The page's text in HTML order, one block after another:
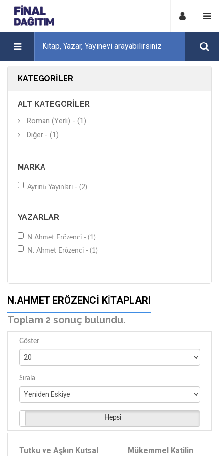
KATEGORILER
ALT KATEGORILER
Roman (Yerli) - (1)
Diğer - (1)
MARKA
Ayrıntı Yayınları - (2)
YAZARLAR
N.Ahmet Erözenci - (1)
N. Ahmet Erözenci - (1)
N.AHMET ERÖZENCI KITAPLARI
Toplam 2 sonuç bulundu.
Göster
Sırala
Hepsi
Tutku ve Aşkın Kutsal
Mükemmel Katilin